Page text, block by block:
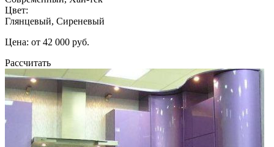
Цвет:
Глянцевый, Сиреневый
Цена: от 42 000 руб.
Рассчитать